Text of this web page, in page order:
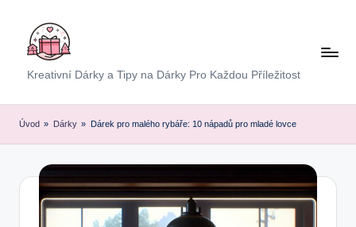
content
E
x
p
e
Kreativní Dárky a Tipy na Dárky Pro Každou Příležitost
Úvod » Dárky » Dárek pro malého rybáře: 10 nápadů pro mladé lovce